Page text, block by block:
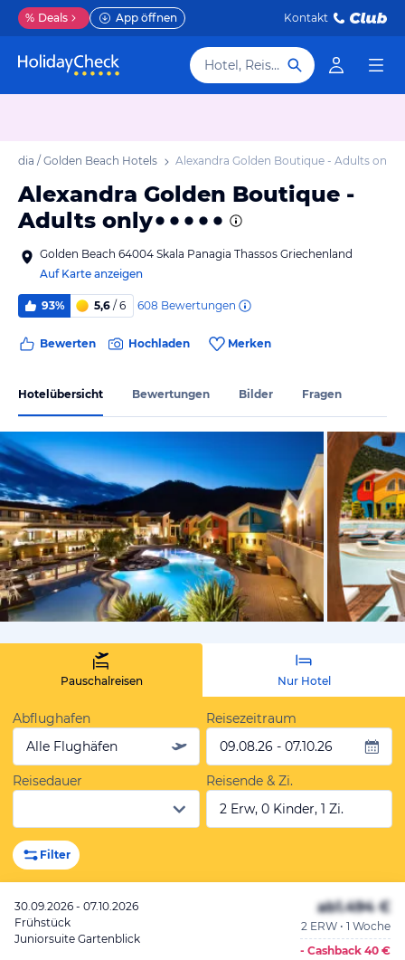
% Deals App öffnen Kontakt
Hotel, Reiseziel
/ Golden Beach Hotels Alexandra Golden Boutique - Adults only
Alexandra Golden Boutique -
Adults only
Golden Beach 64004 Skala Panagia Thassos Griechenland
Auf Karte anzeigen
93% 5,6 / 6 608 Bewertungen
Bewerten Hochladen Merken
Hotelübersicht Bewertungen Bilder Fragen
vom
Pauschalreisen Nur Hotel
Abflughafen
Alle Flughäfen
Reisezeitraum
09.08.26 - 07.10.26
Reisedauer
Reisende & Zi.
2 Erw, 0 Kinder, 1 Zi.
Filter
30.09.2026 - 07.10.2026
Frühstück
Juniorsuite Gartenblick
ab1.494 €
2 ERW • 1 Woche
- Cashback 40 €